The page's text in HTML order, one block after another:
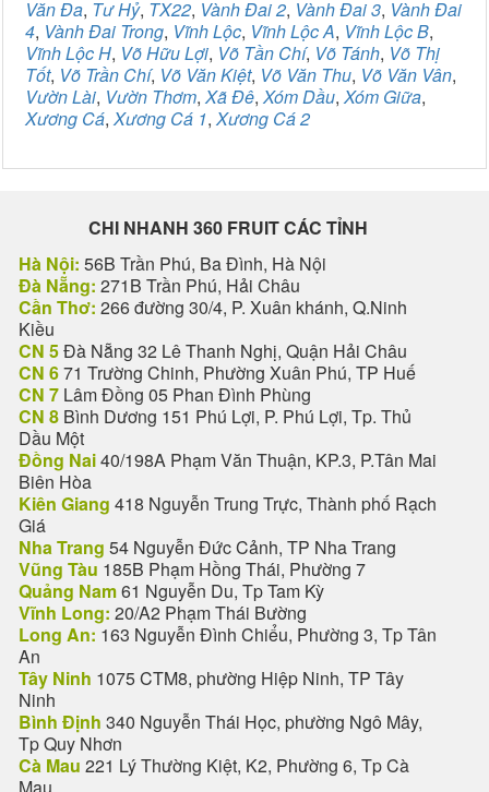
Văn Đa, Tư Hỷ, TX22, Vành Đai 2, Vành Đai 3, Vành Đai
4, Vành Đai Trong, Vĩnh Lộc, Vĩnh Lộc A, Vĩnh Lộc B,
Vĩnh Lộc H, Võ Hữu Lợi, Võ Tần Chí, Võ Tánh, Võ Thị
Tốt, Võ Trần Chí, Võ Văn Kiệt, Võ Văn Thu, Võ Văn Vân,
Vườn Lài, Vườn Thơm,Xã Đê,Xóm Dầu,Xóm Giữa,
Xương Cá,Xương Cá 1,Xương Cá 2
CHI NHANH 360 FRUIT CÁC TỈNH
Hà Nội: 56B Trần Phú, Ba Đình, Hà Nội
Đà Nẵng: 271B Trần Phú, Hải Châu
Cần Thơ: 266 đường 30/4, P. Xuân khánh, Q.Ninh
Kiều
CN 5Đà Nẵng 32 Lê Thanh Nghị, Quận Hải Châu
CN 671 Trường Chinh, Phường Xuân Phú, TP Huế
CN 7 Lâm Đồng 05 Phan Đình Phùng
CN 8 Bình Dương 151 Phú Lợi, P. Phú Lợi, Tp. Thủ
Dầu Một
Đồng Nai40/198A Phạm Văn Thuận, KP.3, P.Tân Mai
Biên Hòa
Kiên Giang 418 Nguyễn Trung Trực, Thành phố Rạch
Giá
Nha Trang 54 Nguyễn Đức Cảnh, TP Nha Trang
Vũng Tàu 185B Phạm Hồng Thái, Phường 7
Quảng Nam61 Nguyễn Du, Tp Tam Kỳ
Vĩnh Long: 20/A2 Phạm Thái Bường
Long An: 163 Nguyễn Đình Chiểu, Phường 3, Tp Tân
An
Tây Ninh 1075 CTM8, phường Hiệp Ninh, TP Tây
Ninh
Bình Định 340 Nguyễn Thái Học, phường Ngô Mây,
Tp Quy Nhơn
Cà Mau 221 Lý Thường Kiệt, K2, Phường 6, Tp Cà